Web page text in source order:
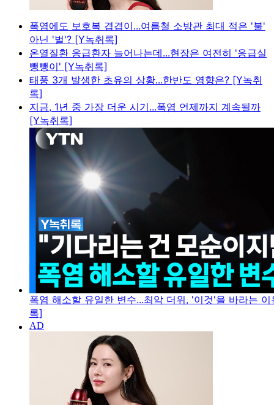
폭염에도 보호복 겹겹이...여름철 소방관 최대 적은 '불'
아닌 '벌'? [Y녹취록]
온열질환 응급환자 늘어나는데...현장은 여전히 '응급실
뺑뺑이' [Y녹취록]
태풍 3개 발생한 초유의 상황...한반도 영향은? [Y녹취
록]
지금, 1년 중 가장 더운 시기...폭염 언제까지 계속될까
[Y녹취록]
폭염 해소할 유일한 변수...최악 더위, '이것'을 바라는
록]